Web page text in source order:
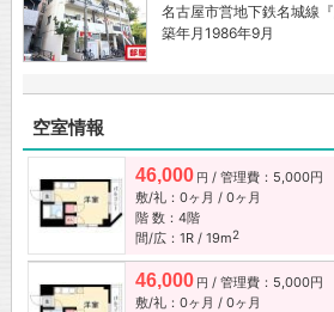
名古屋市営地下鉄名城線『
築年月1986年9月
空室情報
46,000 円 / 管理費：5,000円
敷/礼：0ヶ月 / 0ヶ月
階 数：4階
間/広：1R / 19m2
46,000 円 / 管理費：5,000円
敷/礼：0ヶ月 / 0ヶ月